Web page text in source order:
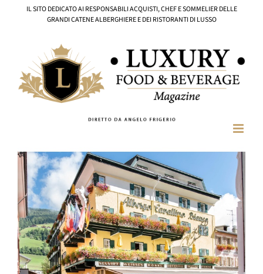
IL SITO DEDICATO AI RESPONSABILI ACQUISTI, CHEF E SOMMELIER DELLE
GRANDI CATENE ALBERGHIERE E DEI RISTORANTI DI LUSSO
Ingrandisci
immagine